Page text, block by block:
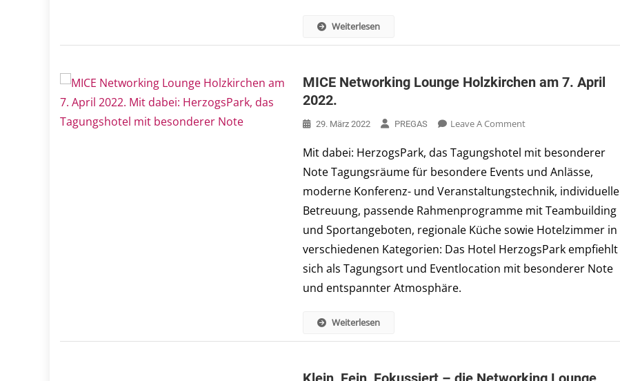
Weiterlesen
MICE Networking Lounge Holzkirchen am 7. April
2022.
29. März 2022 PREGAS Leave A CommentOn
Networking
Lounge
Holzkirchen
7.
April
2022.
Mit dabei: HerzogsPark, das Tagungshotel mit besonderer
Note Tagungsräume für besondere Events und Anlässe,
moderne Konferenz- und Veranstaltungstechnik, individuelle
Betreuung, passende Rahmenprogramme mit Teambuilding
und Sportangeboten, regionale Küche sowie Hotelzimmer in
verschiedenen Kategorien: Das Hotel HerzogsPark empfiehlt
sich als Tagungsort und Eventlocation mit besonderer Note
und entspannter Atmosphäre.
Weiterlesen